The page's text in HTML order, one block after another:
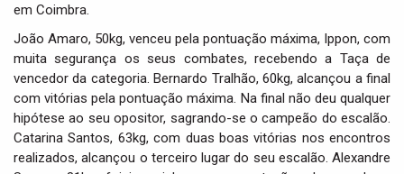
em Coimbra.
João Amaro, 50kg, venceu pela pontuação máxima, Ippon, com
muita segurança os seus combates, recebendo a Taça de
vencedor da categoria. Bernardo Tralhão, 60kg, alcançou a final
com vitórias pela pontuação máxima. Na final não deu qualquer
hipótese ao seu opositor, sagrando-se o campeão do escalão.
Catarina Santos, 63kg, com duas boas vitórias nos encontros
realizados, alcançou o terceiro lugar do seu escalão. Alexandre